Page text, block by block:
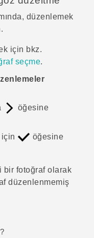
düzenlemek
için bkz.
seçme.
öğesine
öğesine
bir fotoğraf olarak
düzenlenmemiş